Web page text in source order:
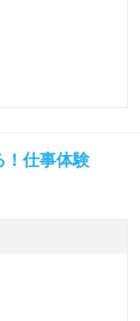
！仕事体験